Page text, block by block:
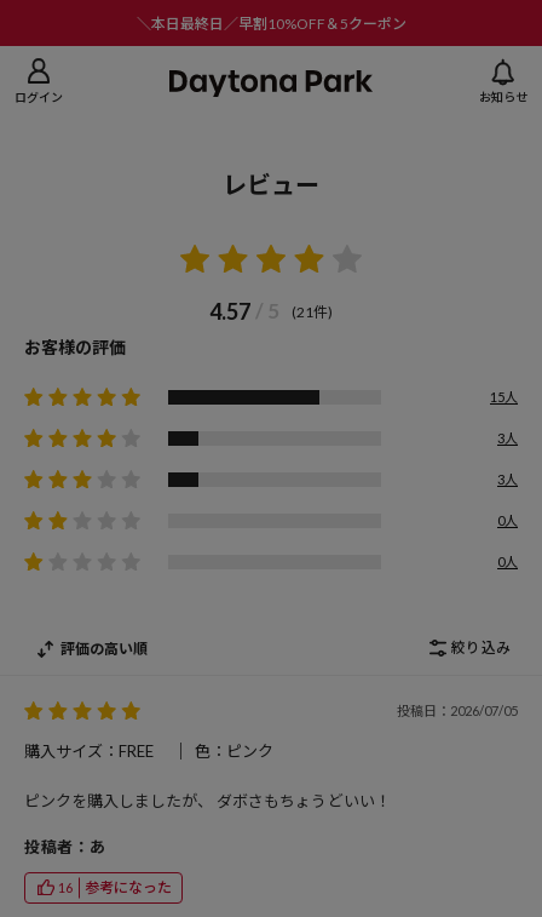
＼本日最終日／早割10%OFF＆5クーポン
ログイン お知らせ
レビュー
4.57 / 5 (21件)
お客様の評価
15人
3人
3人
0人
0人
評価の高い順 絞り込み
投稿日：2026/07/05
購入サイズ：FREE 色：ピンク
ピンクを購入しましたが、 ダボさもちょうどいい！
投稿者：あ
16 参考になった